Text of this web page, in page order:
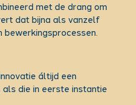
met de drang om
dat bijna als vanzelf
bewerkingsprocessen.
áltijd een
die in eerste instantie